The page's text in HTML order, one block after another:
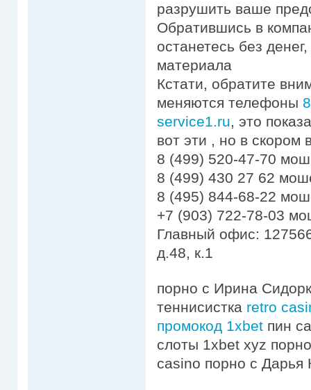
разрушить ваше
Обратившись в
останетесь без
материала
Кстати, обратите
меняются телефоны
service1.ru, это
вот эти , но в скором
8 (499) 520-47-70
8 (499) 430 27 62
8 (495) 844-68-22
+7 (903) 722-78-03
Главный офис:
д.48, к.1
порно с Ирина
теннисистка retro
промокод 1xbet пин
слоты 1xbet xyz
casino порно с Дарья